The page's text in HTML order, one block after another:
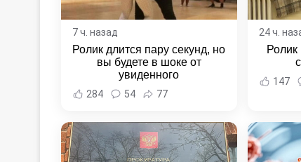
7 ч. назад
Ролик длится пару секунд, но
вы будете в шоке от
увиденного
284 54 77
24 ч.
Ролик
147